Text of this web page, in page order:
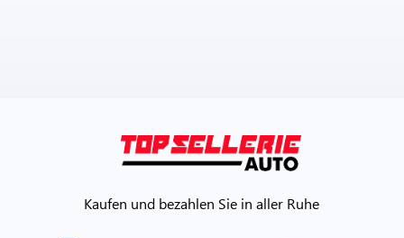
Kaufen und bezahlen Sie in aller Ruhe